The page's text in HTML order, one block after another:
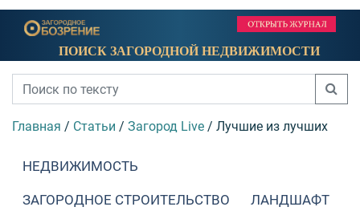
ПОИСК ЗАГОРОДНОЙ НЕДВИЖИМОСТИ
Главная / Статьи / Загород Live / Лучшие из лучших
НЕДВИЖИМОСТЬ
ЗАГОРОДНОЕ СТРОИТЕЛЬСТВО ЛАНДШАФТ